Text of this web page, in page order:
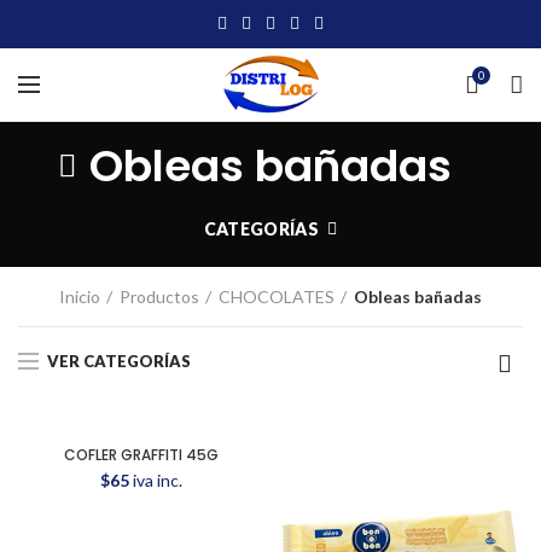
0
Obleas bañadas
CATEGORÍAS
Inicio Productos CHOCOLATES Obleas bañadas
VER CATEGORÍAS
COFLER GRAFFITI 45G
$65iva inc.